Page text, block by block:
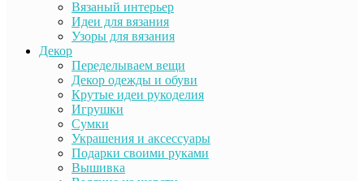
Вязаный интерьер
Идеи для вязания
Узоры для вязания
Декор
Переделываем вещи
Декор одежды и обуви
Крутые идеи рукоделия
Игрушки
Сумки
Украшения и аксессуары
Подарки своими руками
Вышивка